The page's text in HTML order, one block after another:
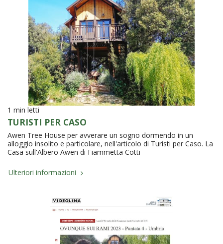
1 min letti
TURISTI PER CASO
Awen Tree House per avverare un sogno dormendo in un
alloggio insolito e particolare, nell'articolo di Turisti per Caso. La
Casa sull'Albero Awen di Fiammetta Cotti
Ulteriori informazioni